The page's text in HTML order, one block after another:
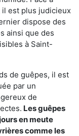
est plus judicieux
dispose des
ainsi que des
à Saint-
de guêpes, il est
par un
de
Les guêpes
en meute
comme les